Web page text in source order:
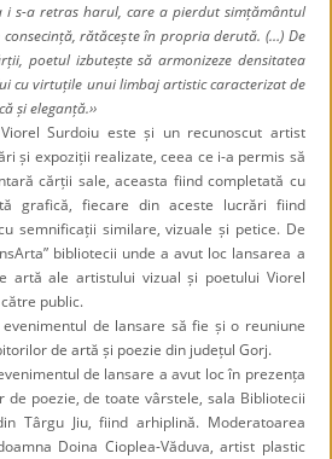
i s-a retras harul, care a pierdut simțământul
rătăcește în propria derută. (…) De
poetul izbutește să armonizeze densitatea
cu virtuțile unui limbaj artistic caracterizat de
și eleganță.››
Surdoiu este și un recunoscut artist
și expoziții realizate, ceea ce i-a permis să
cărții sale, aceasta fiind completată cu
grafică, fiecare din aceste lucrări fiind
semnificații similare, vizuale și petice. De
bibliotecii unde a avut loc lansarea a
artă ale artistului vizual și poetului Viorel
public.
de lansare să fie și o reuniune
de artă și poezie din județul Gorj.
de lansare a avut loc în prezența
de poezie, de toate vârstele, sala Bibliotecii
Târgu Jiu, fiind arhiplină. Moderatoarea
Doina Cioplea-Văduva, artist plastic